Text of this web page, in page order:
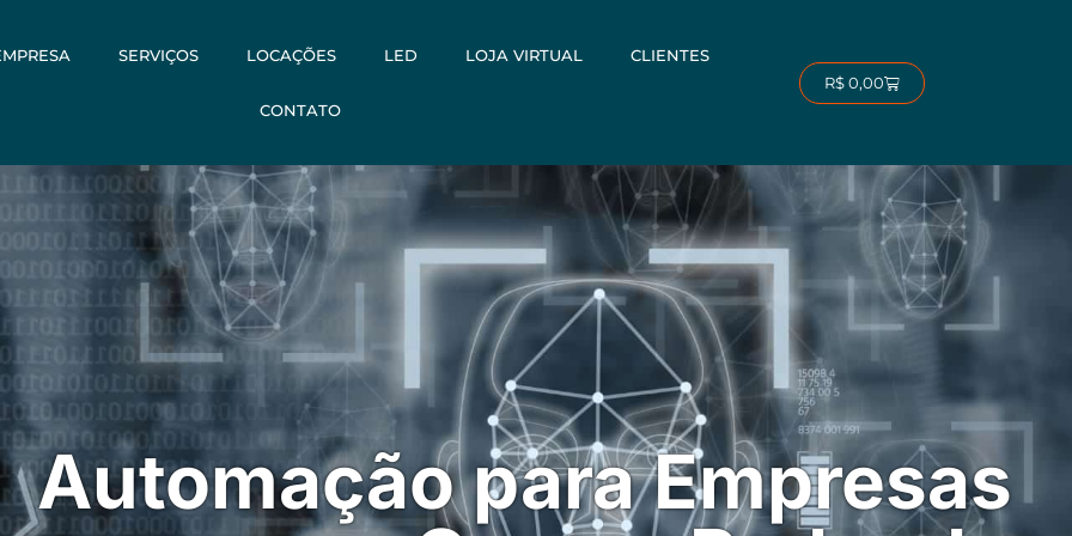
SERVIÇOS LOCAÇÕES LED LOJA VIRTUAL CLIENTES
CONTATO
R$0,00Carrinho
Automação para Empresas